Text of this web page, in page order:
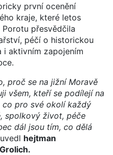
první ocenění
kraje, které letos
přesvědčila
péčí o historickou
i aktivním zapojením
proč se na jižní Moravě
všem, kteří se podílejí na
pro své okolí každý
spolkový život, péče
dál jsou tím, co dělá
hejtman